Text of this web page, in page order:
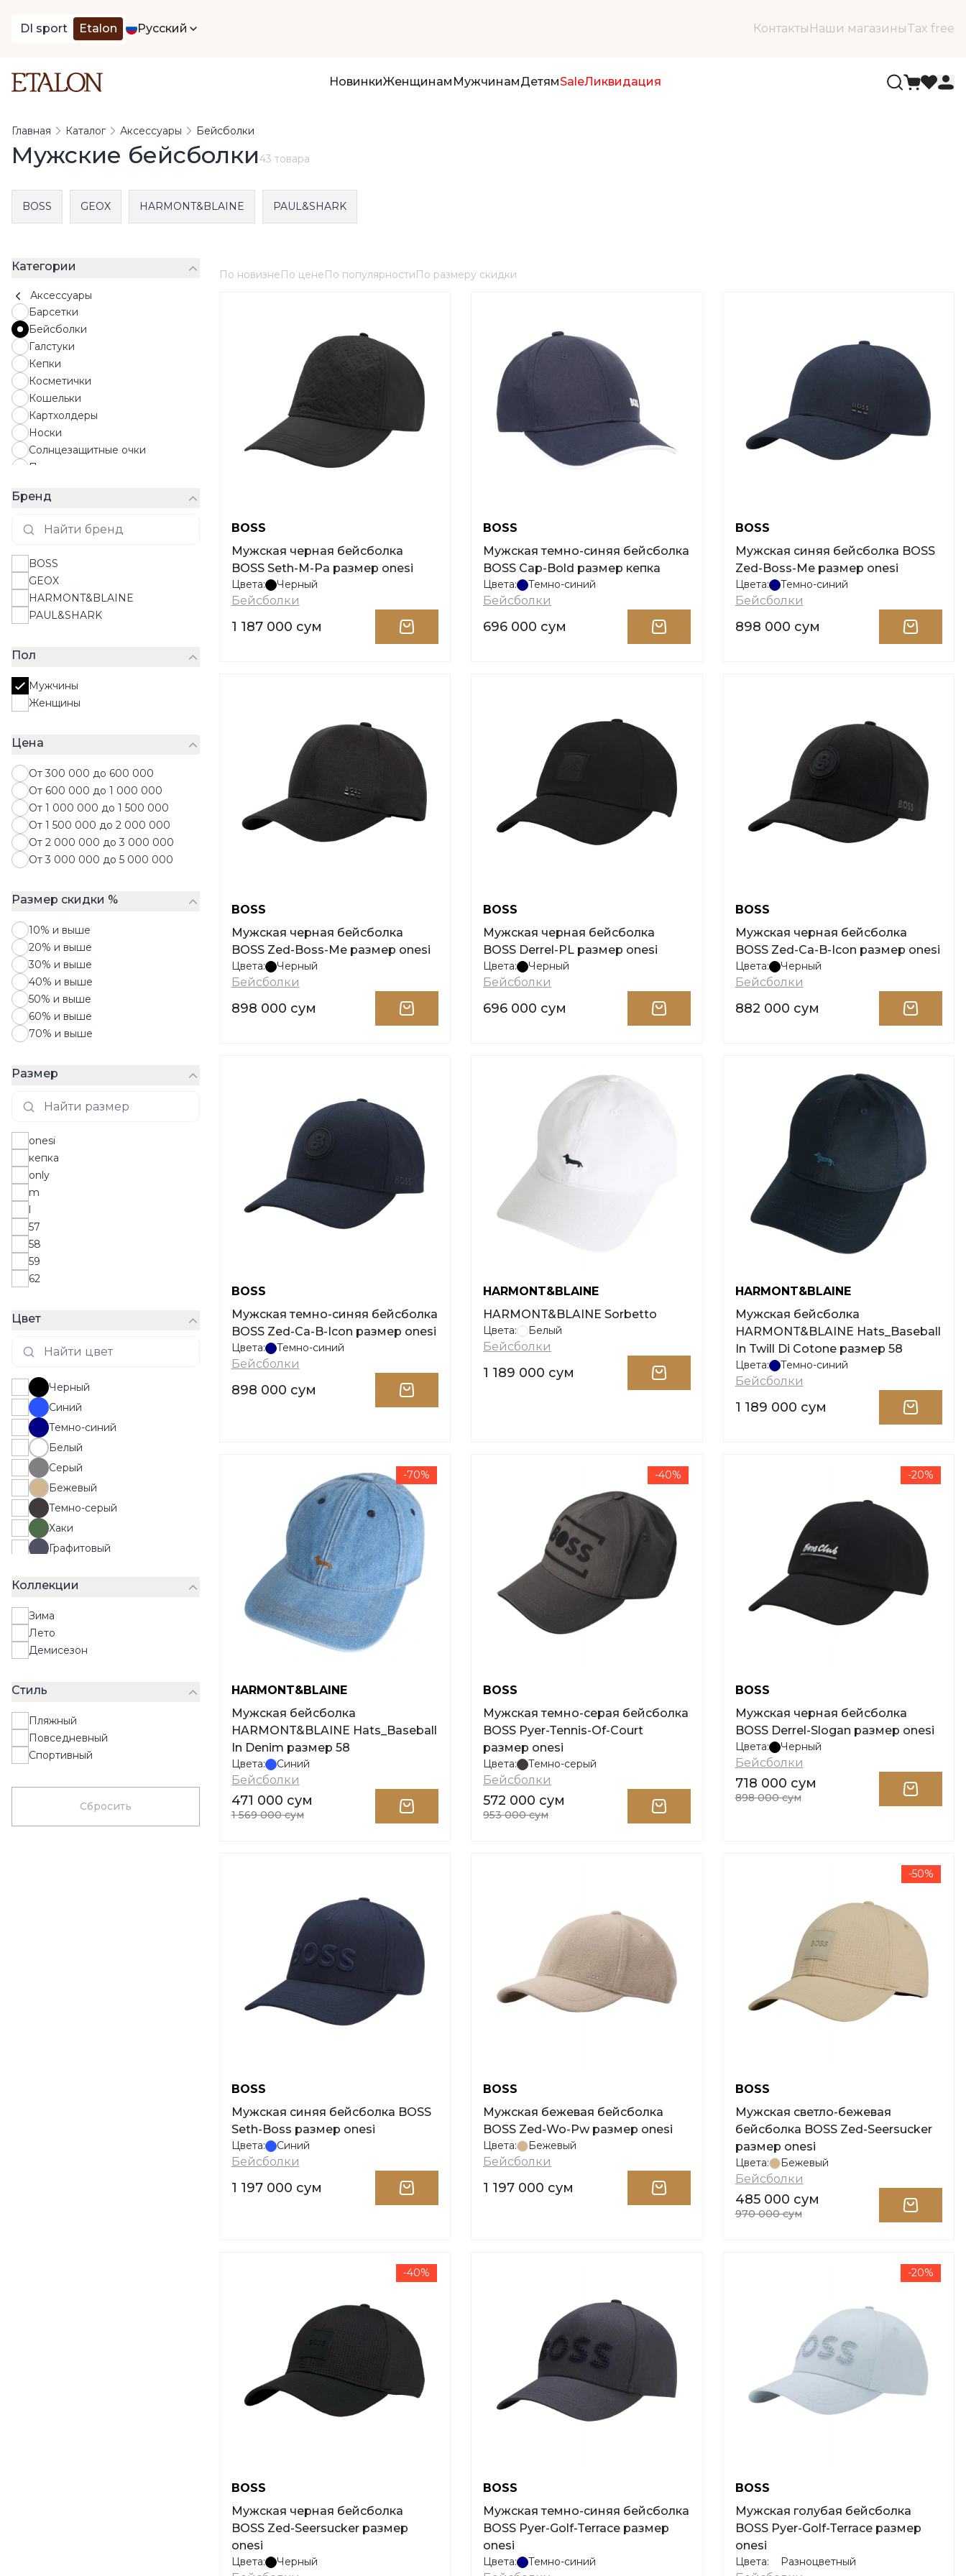
DI sport Etalon Русский Контакты Наши магазиныTax free
НовинкиЖенщинам МужчинамДетямSaleЛиквидация
Главная Каталог Аксессуары Бейсболки
Мужские бейсболки43 товара
BOSS GEOX HARMONT&BLAINE PAUL&SHARK
Категории
Аксессуары
Барсетки
Бейсболки
Галстуки
Кепки
Косметички
Кошельки
Картхолдеры
Носки
Солнцезащитные очки
Панамы
Перчатки
Полотенца
Рюкзаки
Сумки
Шапки
Шарфы
Бренд
BOSS
GEOX
HARMONT&BLAINE
PAUL&SHARK
Пол
Мужчины
Женщины
Цена
От 300 000 до 600 000
От 600 000 до 1 000 000
От 1 000 000 до 1 500 000
От 1 500 000 до 2 000 000
От 2 000 000 до 3 000 000
От 3 000 000 до 5 000 000
Размер скидки %
10% и выше
20% и выше
30% и выше
40% и выше
50% и выше
60% и выше
70% и выше
Размер
onesi
кепка
only
m
l
57
58
59
62
Цвет
Черный
Синий
Темно-синий
Белый
Серый
Бежевый
Темно-серый
Хаки
Графитовый
Коллекции
Зима
Лето
Демисезон
Стиль
Пляжный
Повседневный
Спортивный
Сбросить
По новизнеПо ценеПо популярностиПо размеру скидки
BOSS
Мужская черная бейсболка
BOSS Seth-M-Pa размер onesi
Цвета: Черный
Бейсболки
1 187 000 сум
BOSS
Мужская темно-синяя бейсболка
BOSS Cap-Bold размер кепка
Цвета: Темно-синий
Бейсболки
696 000 сум
BOSS
Мужская синяя бейсболка BOSS
Zed-Boss-Me размер onesi
Цвета: Темно-синий
Бейсболки
898 000 сум
BOSS
Мужская черная бейсболка
BOSS Zed-Boss-Me размер onesi
Цвета: Черный
Бейсболки
898 000 сум
BOSS
Мужская черная бейсболка
BOSS Derrel-PL размер onesi
Цвета: Черный
Бейсболки
696 000 сум
BOSS
Мужская черная бейсболка
BOSS Zed-Ca-B-Icon размер onesi
Цвета: Черный
Бейсболки
882 000 сум
BOSS
Мужская темно-синяя бейсболка
BOSS Zed-Ca-B-Icon размер onesi
Цвета: Темно-синий
Бейсболки
898 000 сум
HARMONT&BLAINE
HARMONT&BLAINE Sorbetto
Цвета: Белый
Бейсболки
1 189 000 сум
HARMONT&BLAINE
Мужская бейсболка
HARMONT&BLAINE Hats_Baseball
In Twill Di Cotone размер 58
Цвета: Темно-синий
Бейсболки
1 189 000 сум
-70%
HARMONT&BLAINE
Мужская бейсболка
HARMONT&BLAINE Hats_Baseball
In Denim размер 58
Цвета: Синий
Бейсболки
471 000 сум
1 569 000 сум
-40%
BOSS
Мужская темно-серая бейсболка
BOSS Pyer-Tennis-Of-Court
размер onesi
Цвета: Темно-серый
Бейсболки
572 000 сум
953 000 сум
-20%
BOSS
Мужская черная бейсболка
BOSS Derrel-Slogan размер onesi
Цвета: Черный
Бейсболки
718 000 сум
898 000 сум
BOSS
Мужская синяя бейсболка BOSS
Seth-Boss размер onesi
Цвета: Синий
Бейсболки
1 197 000 сум
BOSS
Мужская бежевая бейсболка
BOSS Zed-Wo-Pw размер onesi
Цвета: Бежевый
Бейсболки
1 197 000 сум
-50%
BOSS
Мужская светло-бежевая
бейсболка BOSS Zed-Seersucker
размер onesi
Цвета: Бежевый
Бейсболки
485 000 сум
970 000 сум
-40%
BOSS
Мужская черная бейсболка
BOSS Zed-Seersucker размер
onesi
Цвета: Черный
BOSS
Мужская темно-синяя бейсболка
BOSS Pyer-Golf-Terrace размер
onesi
Цвета: Темно-синий
-20%
BOSS
Мужская голубая бейсболка
BOSS Pyer-Golf-Terrace размер
onesi
Цвета: Разноцветный